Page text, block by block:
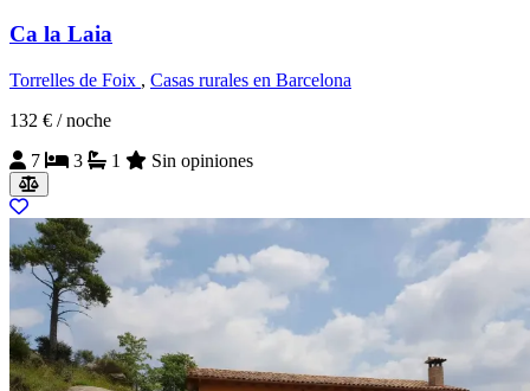
Ca la Laia
Torrelles de Foix , Casas rurales en Barcelona
132 € / noche
7
3 1 Sin opiniones